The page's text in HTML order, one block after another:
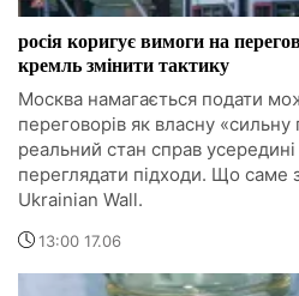
росія коригує вимоги на
кремль змінити тактику
Москва намагається подати
переговорів як власну
реальний стан справ
переглядати підходи. Що саме
Ukrainian Wall.
13:00 17.06